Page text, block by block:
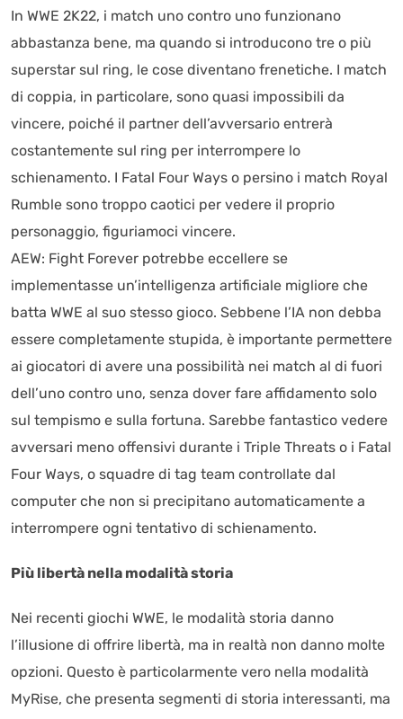
In WWE 2K22, i match uno contro uno funzionano
abbastanza bene, ma quando si introducono tre o più
superstar sul ring, le cose diventano frenetiche. I match
di coppia, in particolare, sono quasi impossibili da
vincere, poiché il partner dell’avversario entrerà
costantemente sul ring per interrompere lo
schienamento. I Fatal Four Ways o persino i match Royal
Rumble sono troppo caotici per vedere il proprio
personaggio, figuriamoci vincere.
AEW: Fight Forever potrebbe eccellere se
implementasse un’intelligenza artificiale migliore che
batta WWE al suo stesso gioco. Sebbene l’IA non debba
essere completamente stupida, è importante permettere
ai giocatori di avere una possibilità nei match al di fuori
dell’uno contro uno, senza dover fare affidamento solo
sul tempismo e sulla fortuna. Sarebbe fantastico vedere
avversari meno offensivi durante i Triple Threats o i Fatal
Four Ways, o squadre di tag team controllate dal
computer che non si precipitano automaticamente a
interrompere ogni tentativo di schienamento.
Più libertà nella modalità storia
Nei recenti giochi WWE, le modalità storia danno
l’illusione di offrire libertà, ma in realtà non danno molte
opzioni. Questo è particolarmente vero nella modalità
MyRise, che presenta segmenti di storia interessanti, ma